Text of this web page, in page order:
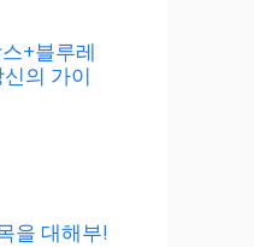
+블루레
의 가이
을 대해부!